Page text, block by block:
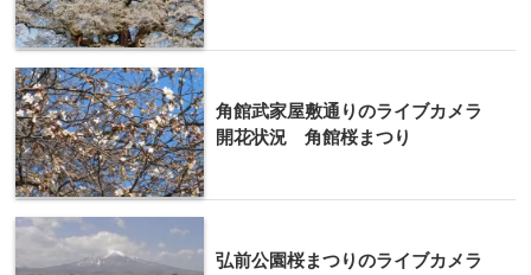
角館武家屋敷通りのライブカメラ
開花状況 角館桜まつり
弘前公園桜まつりのライブカメラ